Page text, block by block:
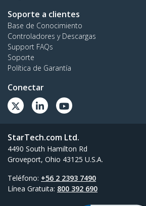
Soporte a clientes
Base de Conocimiento
Controladores y Descargas
Support FAQs
Soporte
Política de Garantía
Conectar
StarTech.com Ltd.
4490 South Hamilton Rd
Groveport, Ohio 43125 U.S.A.
Teléfono: +56 2 2393 7490
Línea Gratuita: 800 392 690